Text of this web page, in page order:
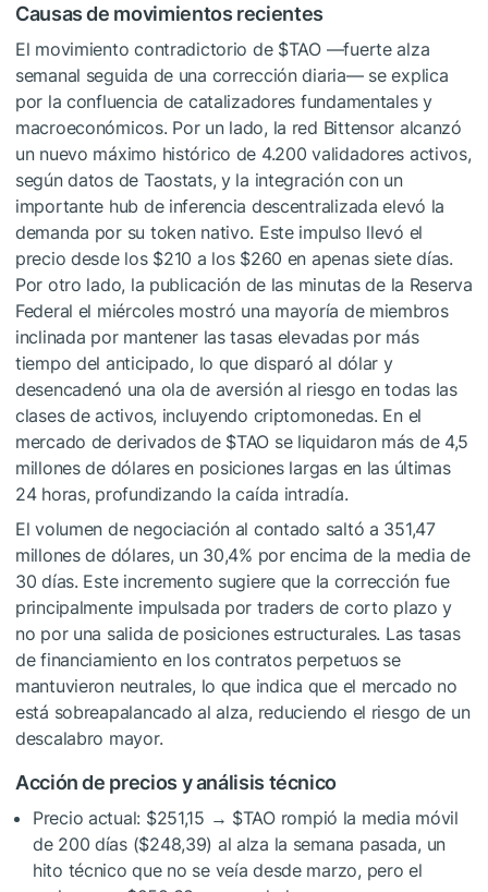
Causas de movimientos recientes
El movimiento contradictorio de $TAO—fuerte alza
semanal seguida de una corrección diaria— se explica
por la confluencia de catalizadores fundamentales y
macroeconómicos. Por un lado, la red Bittensor alcanzó
un nuevo máximo histórico de 4.200 validadores activos,
según datos de Taostats, y la integración con un
importante hub de inferencia descentralizada elevó la
demanda por su token nativo. Este impulso llevó el
precio desde los $210 a los $260 en apenas siete días.
Por otro lado, la publicación de las minutas de la Reserva
Federal el miércoles mostró una mayoría de miembros
inclinada por mantener las tasas elevadas por más
tiempo del anticipado, lo que disparó al dólar y
desencadenó una ola de aversión al riesgo en todas las
clases de activos, incluyendo criptomonedas. En el
mercado de derivados de $TAO se liquidaron más de 4,5
millones de dólares en posiciones largas en las últimas
24 horas, profundizando la caída intradía.
El volumen de negociación al contado saltó a 351,47
millones de dólares, un 30,4% por encima de la media de
30 días. Este incremento sugiere que la corrección fue
principalmente impulsada por traders de corto plazo y
no por una salida de posiciones estructurales. Las tasas
de financiamiento en los contratos perpetuos se
mantuvieron neutrales, lo que indica que el mercado no
está sobreapalancado al alza, reduciendo el riesgo de un
descalabro mayor.
Acción de precios y análisis técnico
Precio actual: $251,15 → $TAOrompió la media móvil
de 200 días ($248,39) al alza la semana pasada, un
hito técnico que no se veía desde marzo, pero el